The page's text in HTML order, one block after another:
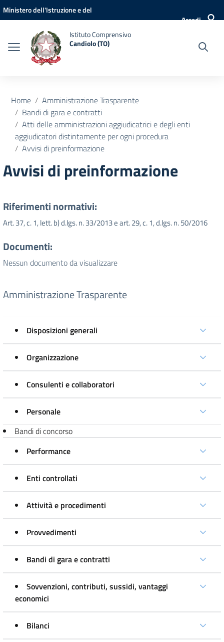
Vai ai contenuti
Vai al menu di navigazione
Vai al footer
Ministero dell'Istruzione e del
Accedi
Istituto Comprensivo
Candiolo (TO)
Home
Amministrazione Trasparente
Bandi di gara e contratti
Atti delle amministrazioni aggiudicatrici e degli enti
aggiudicatori distintamente per ogni procedura
Avvisi di preinformazione
Avvisi di preinformazione
Riferimenti normativi:
Art. 37, c. 1, lett. b) d.lgs. n. 33/2013 e art. 29, c. 1, d.lgs. n. 50/2016
Documenti:
Nessun documento da visualizzare
Amministrazione Trasparente
Disposizioni generali
Organizzazione
Consulenti e collaboratori
Personale
Bandi di concorso
Performance
Enti controllati
Attività e procedimenti
Provvedimenti
Bandi di gara e contratti
Sovvenzioni, contributi, sussidi, vantaggi
economici
Bilanci